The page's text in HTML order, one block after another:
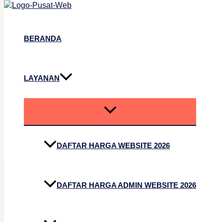
Lewati ke konten
BERANDA
LAYANAN
DAFTAR HARGA WEBSITE 2026
DAFTAR HARGA ADMIN WEBSITE 2026
Jasa Website
Hosting Gratis